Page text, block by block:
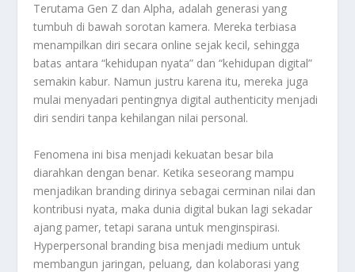
Terutama Gen Z dan Alpha, adalah generasi yang
tumbuh di bawah sorotan kamera. Mereka terbiasa
menampilkan diri secara online sejak kecil, sehingga
batas antara “kehidupan nyata” dan “kehidupan digital”
semakin kabur. Namun justru karena itu, mereka juga
mulai menyadari pentingnya digital authenticity menjadi
diri sendiri tanpa kehilangan nilai personal.
Fenomena ini bisa menjadi kekuatan besar bila
diarahkan dengan benar. Ketika seseorang mampu
menjadikan branding dirinya sebagai cerminan nilai dan
kontribusi nyata, maka dunia digital bukan lagi sekadar
ajang pamer, tetapi sarana untuk menginspirasi.
Hyperpersonal branding bisa menjadi medium untuk
membangun jaringan, peluang, dan kolaborasi yang